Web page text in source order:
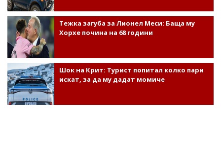
Тежка загуба за Лионел Меси: Баща му
Хорхе почина на 68 години
Шок на Крит: Турист попитал колко пари
искат, за да му дадат момиче